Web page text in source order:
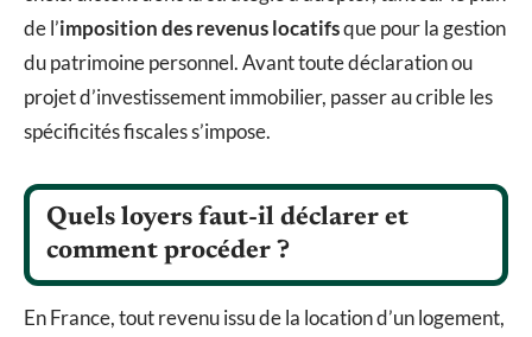
de l’imposition des revenus locatifsque pour la gestion
du patrimoine personnel. Avant toute déclaration ou
projet d’investissement immobilier, passer au crible les
spécificités fiscales s’impose.
Quels loyers faut-il déclarer et
comment procéder ?
En France, tout revenu issu de la location d’un logement,